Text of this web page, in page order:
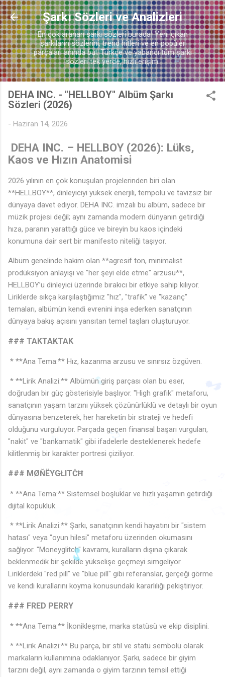
Ana içeriğe atla
Şarkı Sözleri ve Analizleri
En çok aranan şarkı sözleri burada! Yeni çıkan
şarkıların sözlerini, trend hitleri ve en popüler
parçaları anında bul. Türkçe ve yabancı tüm şarkı
sözleri tek yerde, hızlı erişim.
DEHA INC. - "HELLBOY" Albüm Şarkı
Sözleri (2026)
- Haziran 14, 2026
DEHA INC. – HELLBOY (2026): Lüks,
Kaos ve Hızın Anatomisi
2026 yılının en çok konuşulan projelerinden biri olan
**HELLBOY**, dinleyiciyi yüksek enerjili, tempolu ve tavizsiz bir
dünyaya davet ediyor. DEHA INC. imzalı bu albüm, sadece bir
müzik projesi değil; aynı zamanda modern dünyanın getirdiği
hıza, paranın yarattığı güce ve bireyin bu kaos içindeki
konumuna dair sert bir manifesto niteliği taşıyor.
Albüm genelinde hakim olan **agresif ton, minimalist
prodüksiyon anlayışı ve "her şeyi elde etme" arzusu**,
HELLBOY’u dinleyici üzerinde bırakıcı bir etkiye sahip kılıyor.
Liriklerde sıkça karşılaştığımız "hız", "trafik" ve "kazanç"
temaları, albümün kendi evrenini inşa ederken sanatçının
dünyaya bakış açısını yansıtan temel taşları oluşturuyor.
### TAKTAKTAK
* **Ana Tema:** Hız, kazanma arzusu ve sınırsız özgüven.
* **Lirik Analizi:** Albümün giriş parçası olan bu eser,
doğrudan bir güç gösterisiyle başlıyor. "High grafik" metaforu,
sanatçının yaşam tarzını yüksek çözünürlüklü ve detaylı bir oyun
dünyasına benzeterek, her hareketin bir strateji ve hedefi
olduğunu vurguluyor. Parçada geçen finansal başarı vurguları,
"nakit" ve "bankamatik" gibi ifadelerle desteklenerek hedefe
kilitlenmiş bir karakter portresi çiziliyor.
### MØŇËYGŁITĊĦ
* **Ana Tema:** Sistemsel boşluklar ve hızlı yaşamın getirdiği
dijital kopukluk.
* **Lirik Analizi:** Şarkı, sanatçının kendi hayatını bir "sistem
hatası" veya "oyun hilesi" metaforu üzerinden okumasını
sağlıyor. "Moneyglitch" kavramı, kuralların dışına çıkarak
beklenmedik bir şekilde yükselişe geçmeyi simgeliyor.
Liriklerdeki "red pill" ve "blue pill" gibi referanslar, gerçeği görme
ve kendi kurallarını koyma konusundaki kararlılığı pekiştiriyor.
### FRED PERRY
* **Ana Tema:** İkonikleşme, marka statüsü ve ekip disiplini.
* **Lirik Analizi:** Bu parça, bir stil ve statü sembolü olarak
markaların kullanımına odaklanıyor. Şarkı, sadece bir giyim
tarzını değil, aynı zamanda o giyim tarzının temsil ettiği
🎵 ♬
♫ ♩
🎵
♪
♩
♬ ♫
♩